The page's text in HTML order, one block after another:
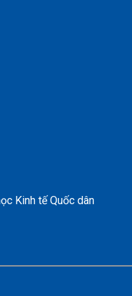
Kinh tế Quốc dân